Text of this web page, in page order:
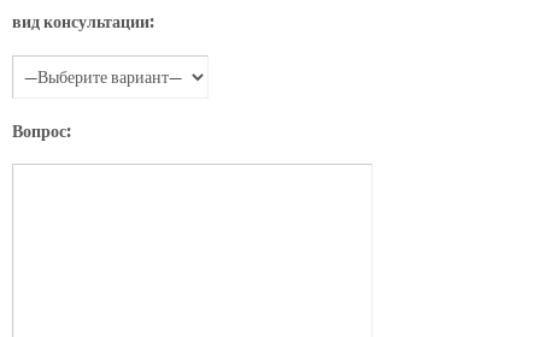
вид консультации:
Вопрос: